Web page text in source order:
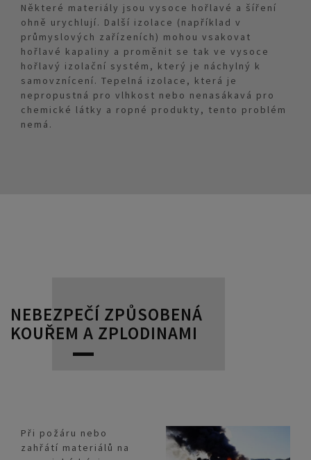
Některé materiály jsou vysoce hořlavé a šíření
ohně urychlují. Další izolace (například v
průmyslových zařízeních) mohou vsakovat
hořlavé kapaliny a proměnit se tak ve vysoce
hořlavý izolační systém, který je náchylný k
samovznícení. Tepelná izolace, která je
nepropustná pro vlhkost nebo nenasákavá pro
chemické látky a ropné produkty, tento problém
nemá.
NEBEZPEČÍ ZPŮSOBENÁ
KOUŘEM A ZPLODINAMI
Při požáru nebo
zahřátí materiálů na